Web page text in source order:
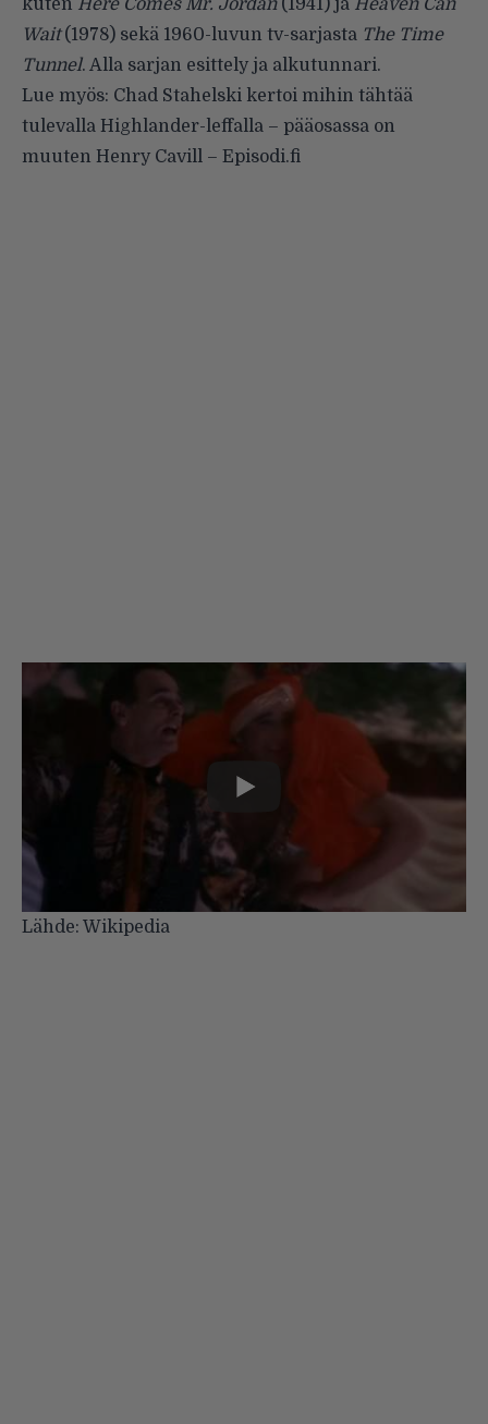
kuten Here Comes Mr. Jordan(1941) ja Heaven Can
Wait(1978) sekä 1960-luvun tv-sarjasta The Time
Tunnel. Alla sarjan esittely ja alkutunnari.
Lue myös: Chad Stahelski kertoi mihin tähtää
tulevalla Highlander-leffalla – pääosassa on
muuten Henry Cavill – Episodi.fi
Lähde: Wikipedia